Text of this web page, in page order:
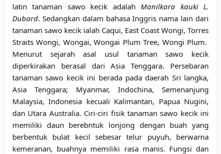
latin tanaman sawo kecik adalah Manilkara kauki L.
Dubard. Sedangkan dalam bahasa Inggris nama lain dari
tanaman sawo kecik ialah Caqui, East Coast Wongi, Torres
Straits Wongi, Wongai, Wongai Plum Tree, Wongi Plum.
Menurut sejarah asal usul tanaman sawo kecik
diperkirakan berasal dari Asia Tenggara. Persebaran
tanaman sawo kecik ini berada pada daerah Sri langka,
Asia Tenggara; Myanmar, Indochina, Semenanjung
Malaysia, Indonesia kecuali Kalimantan, Papua Nugini,
dan Utara Australia. Ciri-ciri fisik tanaman sawo kecik ini
memiliki daun berebntuk lonjong dengan buah yang
berbentuk bulat kecil sebesar telur puyuh, berwarna
kemeranan, buahnya memiliki rasa manis. Fungsi dan